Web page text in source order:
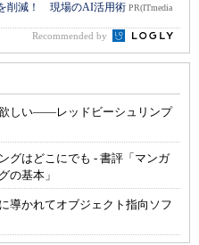
削減！ 現場のAI活用術 PR(ITmedia
Recommended by
しい――レッドビーシュリンプ
グはどこにでも - 書評「マンガ
の基本」
かれてオブジェクト指向ソフ